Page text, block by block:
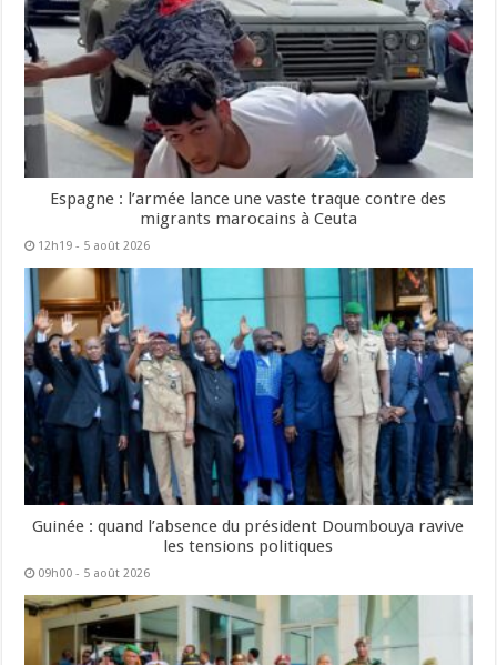
Espagne : l’armée lance une vaste traque contre des
migrants marocains à Ceuta
12h19 - 5 août 2026
Guinée : quand l’absence du président Doumbouya ravive
les tensions politiques
09h00 - 5 août 2026